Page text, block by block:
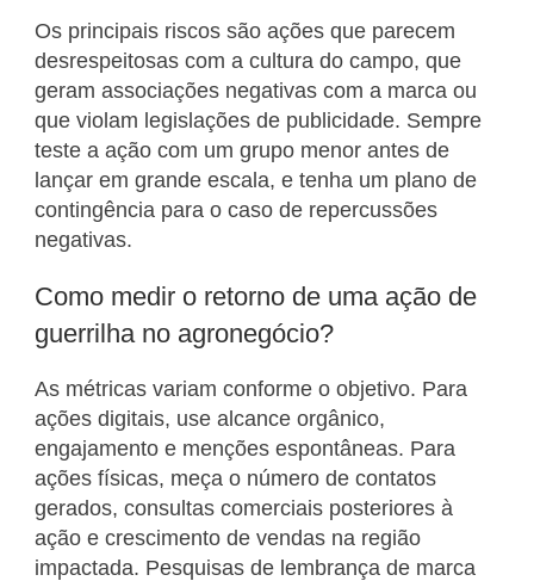
Os principais riscos são ações que parecem
desrespeitosas com a cultura do campo, que
geram associações negativas com a marca ou
que violam legislações de publicidade. Sempre
teste a ação com um grupo menor antes de
lançar em grande escala, e tenha um plano de
contingência para o caso de repercussões
negativas.
Como medir o retorno de uma ação de
guerrilha no agronegócio?
As métricas variam conforme o objetivo. Para
ações digitais, use alcance orgânico,
engajamento e menções espontâneas. Para
ações físicas, meça o número de contatos
gerados, consultas comerciais posteriores à
ação e crescimento de vendas na região
impactada. Pesquisas de lembrança de marca